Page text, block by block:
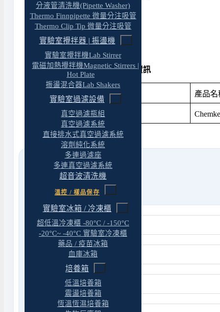
分液管清洗機(Pipette Washer)
Thermo Finnpipette 微量分注吸管
Thermo Clip Tip 微量分注吸管
實驗室攪拌器 | 振盪機
實驗室攪拌機Lab Stirrer
電磁加熱攪拌機Magnetic Stirrers |
Hot Plate
振盪混合器Lab Shakers
實驗室過濾設備
真空過濾瓶組
真空過濾系統
直接排水式真空過濾系統
溶劑純化系統
多連過濾座
多連真空過濾系統
超音波清洗機
溫控 / 樣品保存
實驗室冰箱 / 冷凍櫃
超低溫冷凍櫃 -80°C / -150°C
-20°C~ -40°C 實驗室冷凍櫃
藥品 / 疫苗冰箱
血庫冰箱
培養箱
低溫培養箱
震盪培養箱
恆溫恆濕培養箱
◆ 溶劑純化
◆ 固相萃取
◆ 凝膠電泳
◆ 實驗室真空過濾
耐腐蝕真空幫浦 / 真空泵 : 訂購資訊
產品料號 產品名
◆ 169400-11(22)